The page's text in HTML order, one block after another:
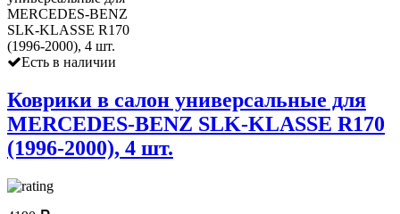
Есть в наличии
Коврики в салон универсальные для
MERCEDES-BENZ SLK-KLASSE R170
(1996-2000), 4 шт.